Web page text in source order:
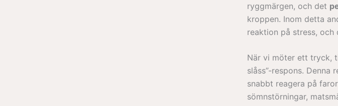
ryggmärgen, och det
kroppen. Inom detta
reaktion på stress, och
När vi möter ett tryck,
slåss”-respons.
snabbt reagera på
sömnstörningar,